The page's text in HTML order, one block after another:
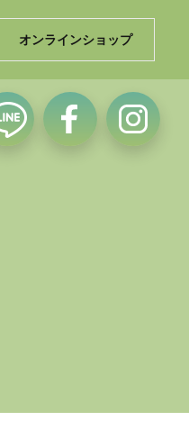
オンラインショップ